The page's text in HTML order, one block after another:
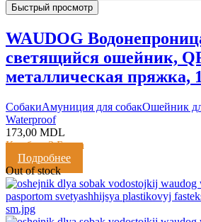
Быстрый просмотр
WAUDOG
светящийся ошейник,
металлическая пряжка,
CобакиАмуниция для собакОшейник
Waterproof
173,00 MDL
Кешбэк:3 Балла
Подробнее
Out of stock